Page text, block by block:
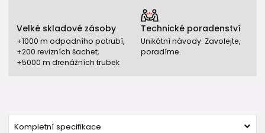
Velké skladové zásoby
+1000 m odpadního potrubí,
+200 revizních šachet,
+5000 m drenážních trubek
Technické poradenství
Unikátní návody. Zavolejte,
poradíme.
Kompletní specifikace